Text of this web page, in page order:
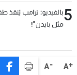
A+
A-
5بالفيديو: ترامب يُنقذ
مثل بايدن"!